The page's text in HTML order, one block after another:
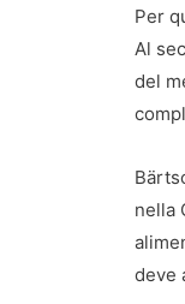
Per
Al
del
nella
deve